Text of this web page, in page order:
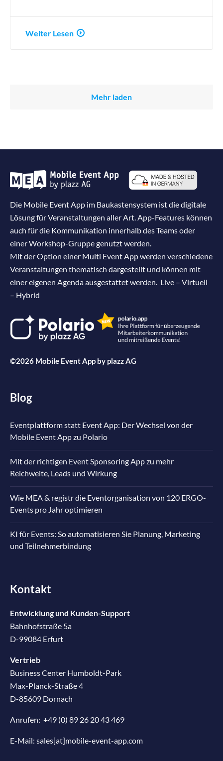
Weiter Lesen
Mehr laden
Die Mobile Event App im Baukastensystem ist die digitale
Lösung für Veranstaltungen aller Art. App-Features können
auch für die Kommunikation innerhalb des Teams oder
einer Workshop-Gruppe genutzt werden.
Mit der Option einer Multi Event App werden verschiedene
Veranstaltungen thematisch dargestellt und können mit
einer eigenen Agenda ausgestattet werden. Live – Virtuell
– Hybrid
©2026 Mobile Event App by plazz AG
Blog
Eventplattform statt Event App: Der Wechsel von der
Mobile Event App zu Polario
Mit der richtigen Event Sponsoring App zu mehr
Reichweite, Leads und Wirkung
Wie MEA & registr die Eventorganisation von 120 ERGO-
Events pro Jahr optimieren
KI für Events: So automatisieren Sie Planung, Marketing
und Teilnehmerbindung
Kontakt
Entwicklung und Kunden-Support
Bahnhofstraße 5a
D-99084 Erfurt
Vertrieb
Business Center Humboldt-Park
Max-Planck-Straße 4
D-85609 Dornach
Anrufen: +49 (0) 89 26 20 43 469
E-Mail: sales[at]mobile-event-app.com